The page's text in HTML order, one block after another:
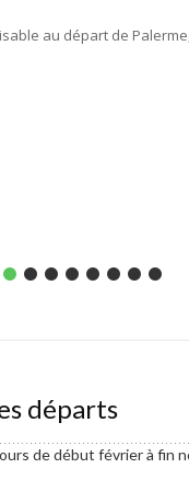
au départ de
départs
de début février à fin